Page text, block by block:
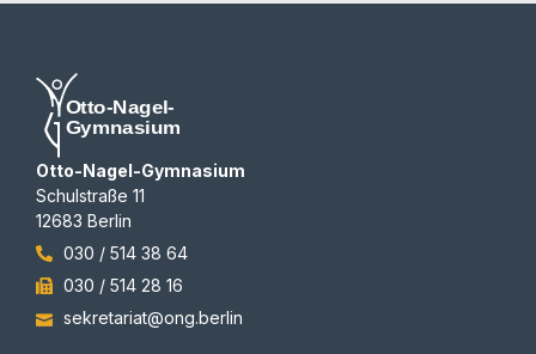
Otto-Nagel-Gymnasium
Schulstraße 11
12683 Berlin
030 / 514 38 64
030 / 514 28 16
sekretariat@ong.berlin